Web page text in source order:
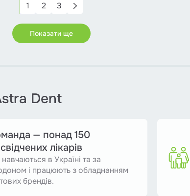
1 2 3
Показати ще
Dent
— понад 150
лікарів
навчаються в Україні та за
і працюють з обладнанням
брендів.